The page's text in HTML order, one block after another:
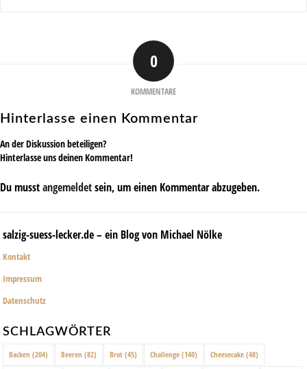
0
KOMMENTARE
Hinterlasse einen Kommentar
An der Diskussion beteiligen?
Hinterlasse uns deinen Kommentar!
Du musstangemeldetsein, um einen Kommentar abzugeben.
salzig-suess-lecker.de – ein Blog von Michael Nölke
Kontakt
Impressum
Datenschutz
SCHLAGWÖRTER
Backen (204) Beeren (82) Brot (45) Challenge (140) Cheesecake (48)